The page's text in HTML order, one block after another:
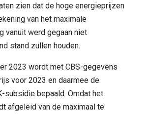
zien dat de hoge energieprijzen
van het maximale
vanuit werd gegaan niet
stand zullen houden.
2023 wordt met CBS-gegevens
voor 2023 en daarmee de
subsidie bepaald. Omdat het
afgeleid van de maximaal te